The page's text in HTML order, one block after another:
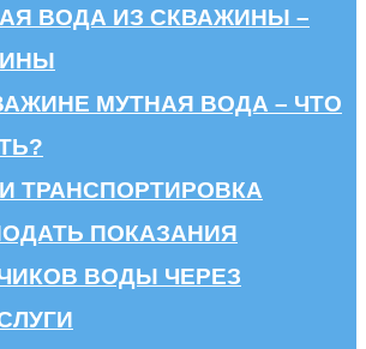
ВОДА ИЗ СКВАЖИНЫ –
МУТНАЯ ВОДА – ЧТО
ТРАНСПОРТИРОВКА
ПОКАЗАНИЯ
ВОДЫ ЧЕРЕЗ